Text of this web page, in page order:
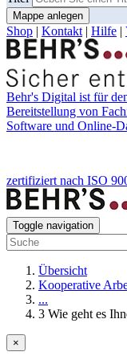
Mappe anlegen
Shop | Kontakt | Hilfe |
Behr's Digital ist für
Bereitstellung von
Software und Online-
zertifiziert nach ISO
Toggle navigation
Übersicht
Kooperative
...
3 Wie geht es
×